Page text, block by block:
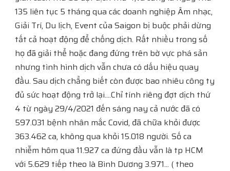
135 liên tục 5 tháng qua các doanh nghiệp Âm nhạc,
Giải Trí, Du lịch, Event của Saigon bị buộc phải dừng
tất cả hoạt động để chống dịch. Rất nhiều trong số
họ đã giải thể hoặc đang đứng trên bờ vực phá sản
nhưng tình hình dịch vẫn chưa có dấu hiệu quay
đầu. Sau dịch chẳng biết còn được bao nhiêu công ty
đủ sức hoạt động trở lại....Chỉ tính riêng đợt dịch thứ
4 từ ngày 29/4/2021 đến sáng nay cả nước đã có
597.031 bệnh nhân mắc Covid, đã chữa khỏi được
363.462 ca, không qua khỏi 15.018 người. Số ca
nhiễm hôm qua 11.927 ca đứng đầu vẫn là tp HCM
với 5.629 tiếp theo là Bình Dương 3.971... ( theo